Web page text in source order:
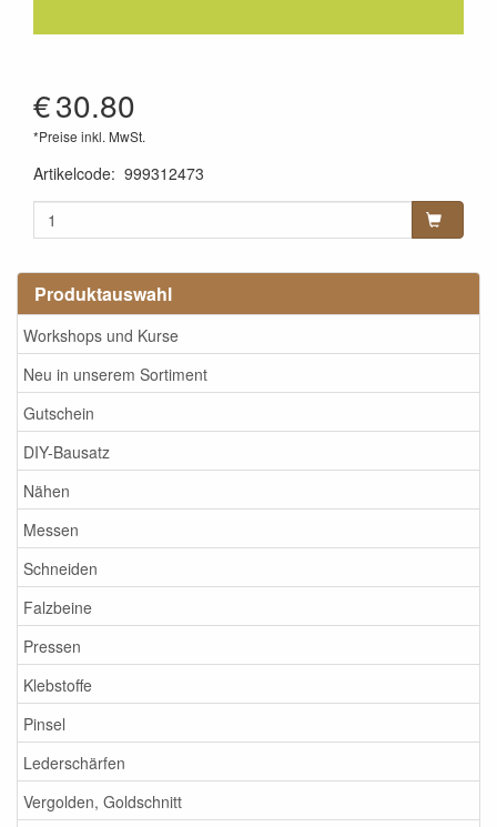
Produktauswahl
Workshops und Kurse
Neu in unserem Sortiment
Gutschein
DIY-Bausatz
Nähen
Messen
Schneiden
Falzbeine
Pressen
Klebstoffe
Pinsel
Lederschärfen
Vergolden, Goldschnitt
€30.80
*Preise inkl. MwSt.
Artikelcode: 999312473